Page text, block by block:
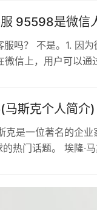
95598是微信
吗？ 不是。1. 因
微信上，用户可以通
马斯克个人简介)
克是一位著名的企
热门话题。 埃隆·